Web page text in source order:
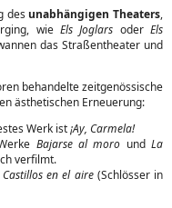
des unabhängigen Theaters,
wie Els Joglars oder Els
das Straßentheater und
behandelte zeitgenössische
ästhetischen Erneuerung:
Werk ist¡Ay, Carmela!
Bajarse al moro undLa
verfilmt.
Castillos en el aire(Schlösser in